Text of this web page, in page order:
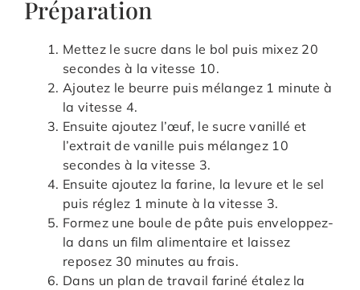
Préparation
Mettez le sucre dans le bol puis mixez 20
secondes à la vitesse 10.
Ajoutez le beurre puis mélangez 1 minute à
la vitesse 4.
Ensuite ajoutez l’œuf, le sucre vanillé et
l’extrait de vanille puis mélangez 10
secondes à la vitesse 3.
Ensuite ajoutez la farine, la levure et le sel
puis réglez 1 minute à la vitesse 3.
Formez une boule de pâte puis enveloppez-
la dans un film alimentaire et laissez
reposez 30 minutes au frais.
Dans un plan de travail fariné étalez la